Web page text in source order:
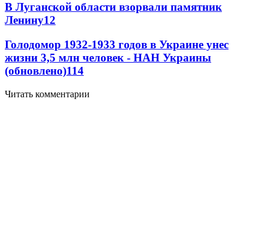
В Луганской области взорвали памятник
Ленину12
Голодомор 1932-1933 годов в Украине унес
жизни 3,5 млн человек - НАН Украины
(обновлено)114
Читать комментарии